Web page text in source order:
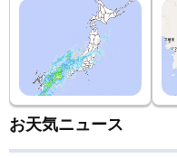
お天気ニュース